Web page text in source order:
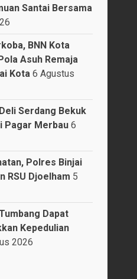
Santai Bersama
BNN Kota
Asuh Remaja
Kota 6 Agustus
Serdang Bekuk
Pagar Merbau 6
Polres Binjai
RSU Djoelham 5
Dapat
Kepedulian
2026